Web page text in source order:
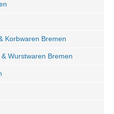
Korbwaren Bremen
Wurstwaren Bremen